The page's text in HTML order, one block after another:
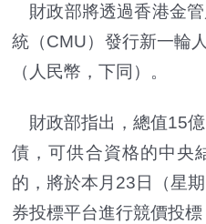
財政部將透過香港金
統（CMU）發行新一輪
（人民幣，下同）。
財政部指出，總值15
債，可供合資格的中央
的，將於本月23日（星
券投標平台進行競價投